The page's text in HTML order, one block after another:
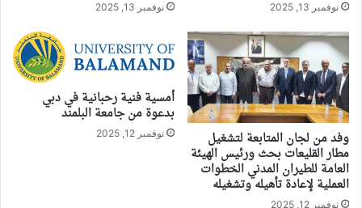
نوفمبر 13, 2025 نوفمبر 13, 2025
وفد من لجان المتابعة لتشغيل
مطار القليعات بحث ورئيس الهيئة
العامة للطيران المدني الخطوات
العملية لإعادة تأهيله وتشغيله
نوفمبر 12, 2025
أمسية فنية رحبانية في دبي
بدعوة من جامعة البلمند
نوفمبر 12, 2025